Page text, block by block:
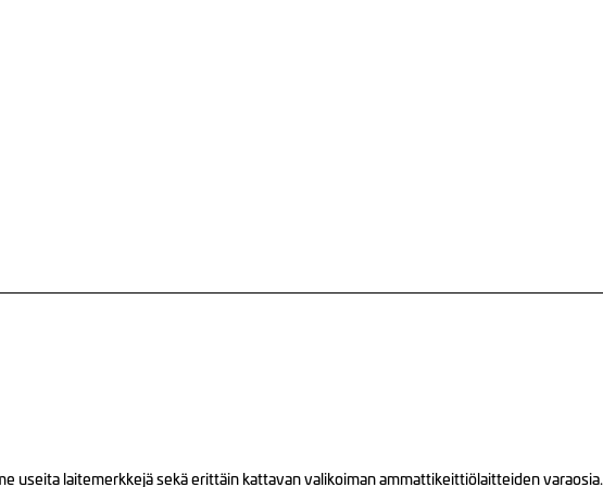
useita laitemerkkejä sekä erittäin kattavan valikoiman ammattikeittiölaitteiden varaosia.